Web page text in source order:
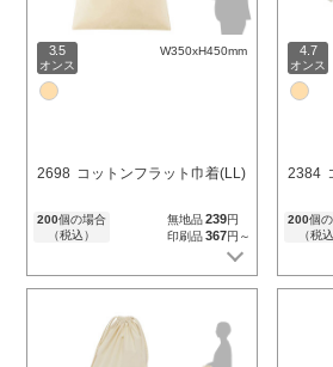
3.5
オンス
W350xH450mm
2698 コットンフラット巾着(LL)
200個の場合
（税込）
無地品239円
印刷品367円～
4.7
オンス
2384
200個
（税込